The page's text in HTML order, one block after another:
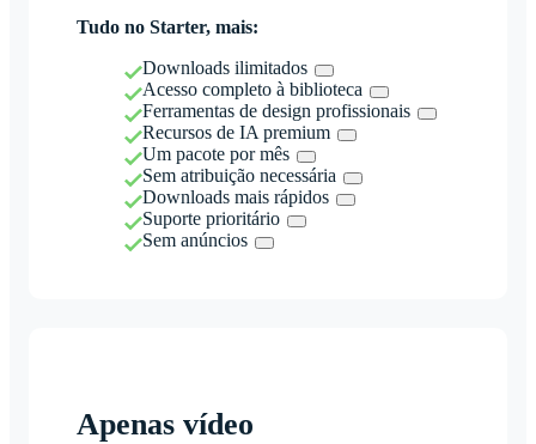
Tudo no Starter, mais:
Downloads ilimitados
Acesso completo à biblioteca
Ferramentas de design profissionais
Recursos de IA premium
Um pacote por mês
Sem atribuição necessária
Downloads mais rápidos
Suporte prioritário
Sem anúncios
Apenas vídeo